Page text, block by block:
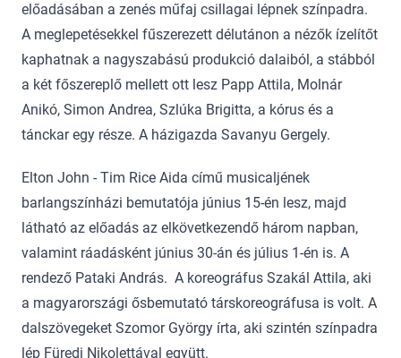
előadásában a zenés műfaj csillagai lépnek színpadra.
A meglepetésekkel fűszerezett délutánon a nézők ízelítőt
kaphatnak a nagyszabású produkció dalaiból, a stábból
a két főszereplő mellett ott lesz Papp Attila, Molnár
Anikó, Simon Andrea, Szlúka Brigitta, a kórus és a
tánckar egy része. A házigazda Savanyu Gergely.
Elton John - Tim Rice Aida című musicaljének
barlangszínházi bemutatója június 15-én lesz, majd
látható az előadás az elkövetkezendő három napban,
valamint ráadásként június 30-án és július 1-én is. A
rendező Pataki András. A koreográfus Szakál Attila, aki
a magyarországi ősbemutató társkoreográfusa is volt. A
dalszövegeket Szomor György írta, aki szintén színpadra
lép Füredi Nikolettával együtt.